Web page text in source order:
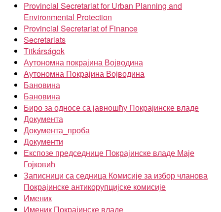
Provincial Secretariat for Urban Planning and
Environmental Protection
Provincial Secretariat of Finance
Secretariats
Titkárságok
Аутономна покрајина Војводина
Аутономна Покрајина Војводина
Бановина
Бановина
Биро за односе са јавношћу Покрајинске владе
Документа
Документа_проба
Документи
Експозе председнице Покрајинске владе Маје
Гојковић
Записници са седница Комисије за избор чланова
Покрајинске антикорупцијске комисије
Именик
Именик Покрајинске владе